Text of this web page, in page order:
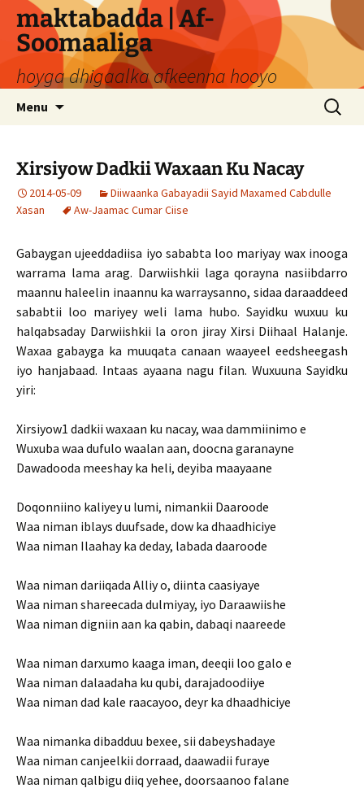
Skip
content
maktabadda | Af-
Soomaaliga
hoyga dhigaalka afkeenna hooyo
Menu
Search
for:
Xirsiyow Dadkii Waxaan Ku Nacay
2014-05-09
Diiwaanka Gabayadii Sayid Maxamed Cabdulle
Xasan
Aw-Jaamac Cumar Ciise
Gabaygan ujeeddadiisa iyo sababta loo mariyay wax inooga
warrama lama arag. Darwiishkii laga qorayna nasiibdarro
maannu haleelin inaannu ka warraysanno, sidaa daraaddeed
sababtii loo mariyey weli lama hubo. Sayidku wuxuu ku
halqabsaday Darwiishkii la oron jiray Xirsi Diihaal Halanje.
Waxaa gabayga ka muuqata canaan waayeel eedsheegash
iyo hanjabaad. Intaas ayaana nagu filan. Wuxuuna Sayidku
yiri:
Xirsiyow1 dadkii waxaan ku nacay, waa dammiinimo e
Wuxuba waa dufulo waalan aan, doocna garanayne
Dawadooda meeshay ka heli, deyiba maayaane
Doqonniino kaliyey u lumi, nimankii Daaroode
Waa niman iblays duufsade, dow ka dhaadhiciye
Waa niman Ilaahay ka deday, labada daaroode
Waa niman dariiqada Alliy o, diinta caasiyaye
Waa niman shareecada dulmiyay, iyo Daraawiishe
Waa niman digniin aan ka qabin, dabaqi naareede
Waa niman darxumo kaaga iman, deeqii loo galo e
Waa niman dalaadaha ku qubi, darajadoodiiye
Waa niman dad kale raacayoo, deyr ka dhaadhiciye
Waa nimanka dibadduu bexee, sii dabeyshadaye
Waa niman canjeelkii dorraad, daawadii furaye
Waa niman qalbigu diiq yehee, doorsaanoo falane